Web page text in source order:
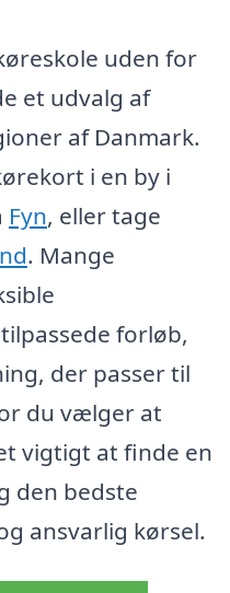
uden for
et udvalg af
af Danmark.
i en by i
Fyn, eller tage
. Mange
forløb,
der passer til
du vælger at
vigtigt at finde en
den bedste
ansvarlig kørsel.